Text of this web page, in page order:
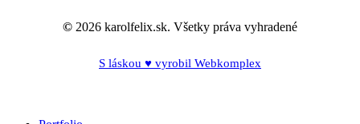
© 2026 karolfelix.sk. Všetky práva vyhradené
S láskou ♥ vyrobil Webkomplex